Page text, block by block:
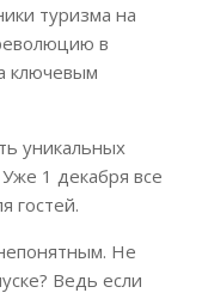
туризма на
в
ключевым
уникальных
1 декабря все
гостей.
Не
Ведь если